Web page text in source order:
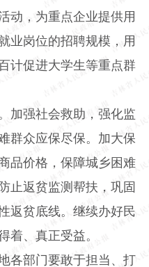
动，为重点企业提供用
业岗位的招聘规模，用
计促进大学生等重点群
加强社会救助，强化监
群众应保尽保。加大保
品价格，保障城乡困难
止返贫监测帮扶，巩固
返贫底线。继续办好民
着、真正受益。
各部门要敢于担当、打